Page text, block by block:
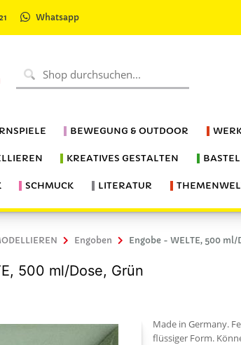
Whatsapp
BEWEGUNG & OUTDOOR
KREATIVES GESTALTEN
SCHMUCK LITERATUR
Engoben Engobe - WELTE, 500
500 ml/Dose, Grün
Made in Germany.
flüssiger Form.